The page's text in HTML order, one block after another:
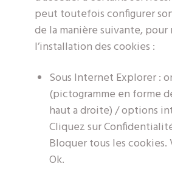
peut toutefois configurer
de la manière suivante,
l’installation des cookies :
Sous Internet Explorer :
(pictogramme en forme
haut a droite) / options
Cliquez sur
Bloquer tous les cookies.
Ok.